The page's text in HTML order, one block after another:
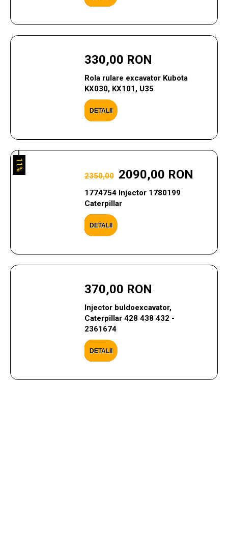
330,00 RON
Rola rulare excavator Kubota
KX030, KX101, U35
DETALII
2350,00 2090,00 RON
1774754 Injector 1780199
Caterpillar
DETALII
11%
370,00 RON
Injector buldoexcavator,
Caterpillar 428 438 432 -
2361674
DETALII